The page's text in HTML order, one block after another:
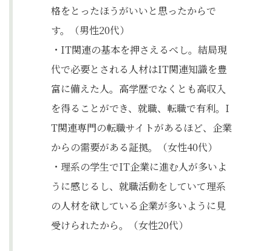
格をとったほうがいいと思ったからで
す。（男性20代）
・IT関連の基本を押さえるべし。結局現
代で必要とされる人材はIT関連知識を豊
富に備えた人。高学歴でなくとも高収入
を得ることができ、就職、転職で有利。I
T関連専門の転職サイトがあるほど、企業
からの需要がある証拠。（女性40代）
・理系の学生でIT企業に進む人が多いよ
うに感じるし、就職活動をしていて理系
の人材を欲している企業が多いように見
受けられたから。（女性20代）